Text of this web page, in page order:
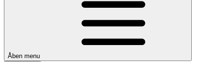
Åben menu